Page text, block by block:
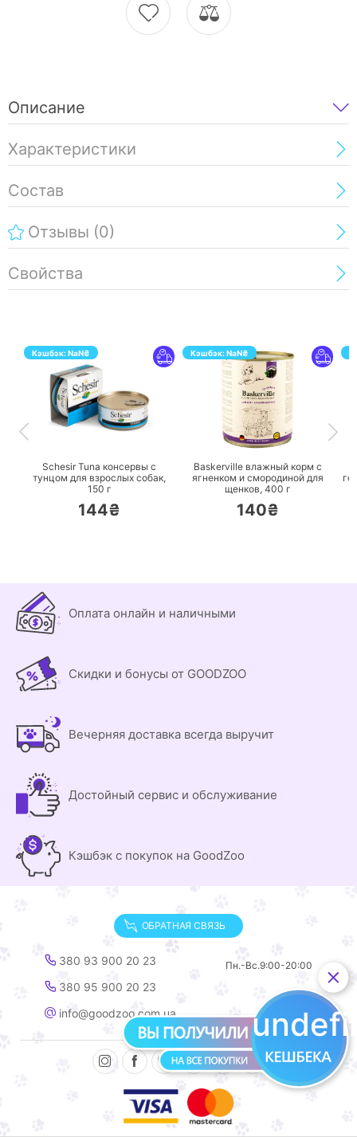
Описание
Характеристики
Состав
Отзывы (0)
Свойства
Кэшбэк:NaN₴
ПЕРЕЙТИ
Schesir Tuna консервы с
тунцом для взрослых собак,
150 г
144₴
Кэшбэк:NaN₴
ПЕРЕЙТИ
Baskerville влажный корм с
ягненком и смородиной для
щенков, 400 г
140₴
Оплата онлайн и наличными
Скидки и бонусы от GOODZOO
Вечерняя доставка всегда выручит
Достойный сервис и обслуживание
Кэшбэк с покупок на GoodZoo
ОБРАТНАЯ СВЯЗЬ
380 93 900 20 23
380 95 900 20 23
info@goodzoo.com.ua
Пн.-Вс.9:00-20:00